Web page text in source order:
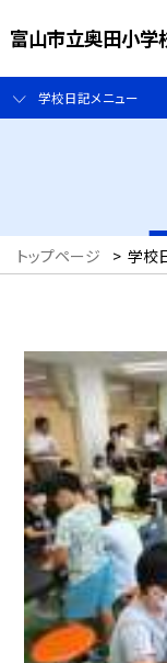
富山市立奥田小学
学校日記メニュー
トップページ > 学校